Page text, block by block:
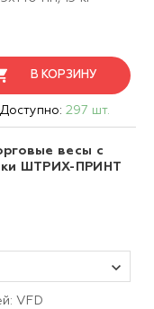
В КОРЗИНУ
Доступно: 297 шт.
весы с
ШТРИХ-ПРИНТ
VFD